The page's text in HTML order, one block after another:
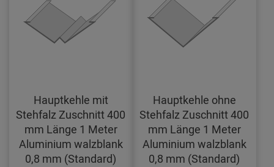
Hauptkehle mit
Stehfalz Zuschnitt 400
mm Länge 1 Meter
Aluminium walzblank
0,8 mm (Standard)
Hauptkehle ohne
Stehfalz Zuschnitt 400
mm Länge 1 Meter
Aluminium walzblank
0,8 mm (Standard)